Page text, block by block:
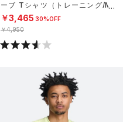
ーブ Tシャツ（トレーニング/ME
N）
￥3,465 30%OFF
￥4,950